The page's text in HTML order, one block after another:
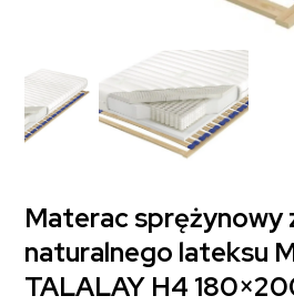
Materac sprężynowy
naturalnego lateksu
TALALAY H4